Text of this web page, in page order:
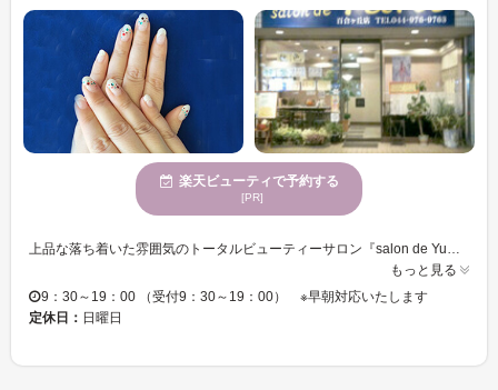
楽天ビューティで予約する
[PR]
上品な落ち着いた雰囲気のトータルビューティーサロン『salon de YuRi（サロンド ユリ）』ゆったりとした気持ちで過ごせるとリピーターにも好評です♪ 丁寧なカウンセリングであなたのライフスタイルに合わせたデザインを提案してくれます！予算にあわせて出来るのも嬉しいですね。 ネイルだけでなくヘア、着付け～エステまでトータルでキレイをサポートしてくれるので、忙しい女性にピッタリです。 【ユリ会員募集中】お得なサービスを受けることが出来る会員様募集中！！詳しくはスタッフにお尋ねください。 マンネリしたデザイン、もっとキレイになりたい！！と思ったらYuRiにお立ち寄りください。♪
もっと見る
9：30～19：00 （受付9：30～19：00） ※早朝対応いたします
定休日： 日曜日